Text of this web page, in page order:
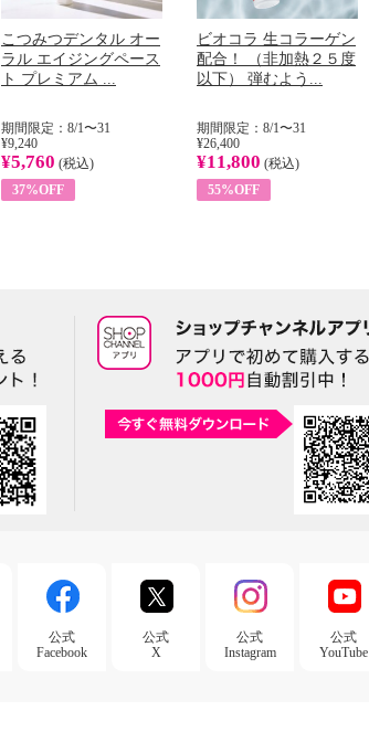
こつみつデンタル オー
ラル エイジングペース
ト プレミアム ...
期間限定：8/1〜31
¥9,240
¥5,760 (税込)
37%OFF
ビオコラ 生コラーゲン
配合！ （非加熱２５度
以下） 弾むよう...
期間限定：8/1〜31
¥26,400
¥11,800 (税込)
55%OFF
公式
Facebook
公式
X
公式
Instagram
公式
YouTube